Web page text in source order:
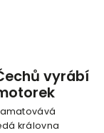
vyrábí
královna